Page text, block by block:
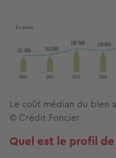
Le coût médian du bien
© Crédit Foncier
Quel est le profil